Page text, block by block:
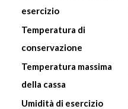
esercizio
Temperatura di
conservazione
Temperatura massima
della cassa
Umidità di esercizio